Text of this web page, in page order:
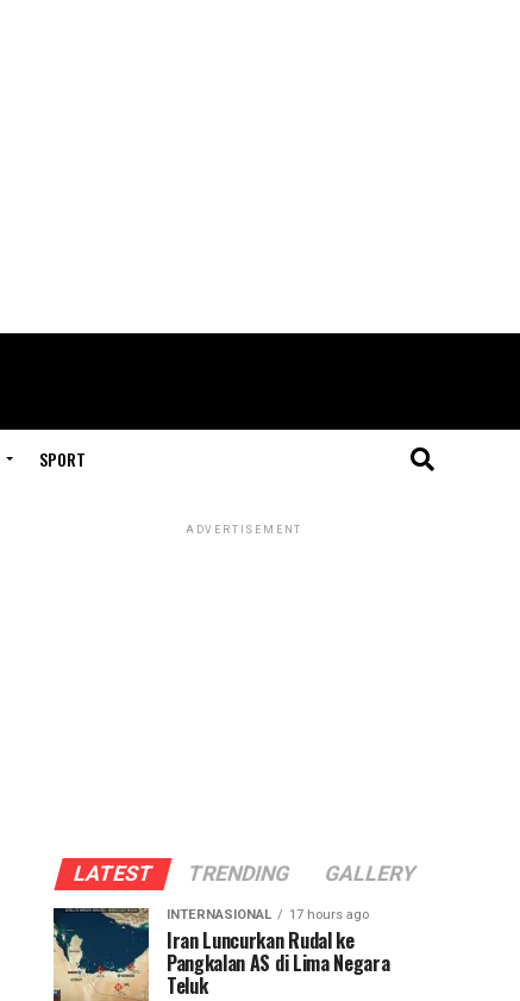
SPORT
ADVERTISEMENT
LATEST TRENDING GALLERY
INTERNASIONAL 17 hours ago
Iran Luncurkan Rudal ke
Pangkalan AS di Lima Negara
Teluk